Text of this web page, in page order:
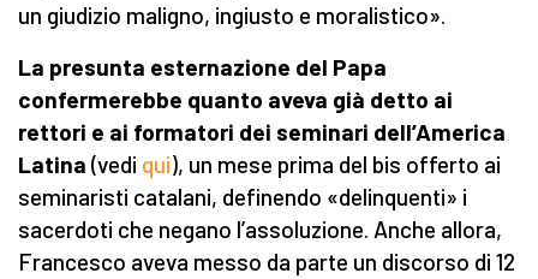
un giudizio maligno, ingiusto e moralistico».
La presunta esternazione del Papa
confermerebbe quanto aveva già detto ai
rettori e ai formatori dei seminari dell’America
Latina (vedi qui), un mese prima del bis offerto ai
seminaristi catalani, definendo «delinquenti» i
sacerdoti che negano l’assoluzione. Anche allora,
Francesco aveva messo da parte un discorso di 12